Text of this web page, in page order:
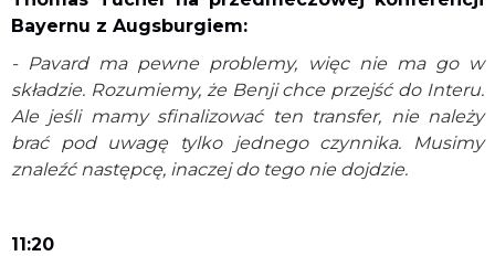
Bayernu z Augsburgiem:
- Pavard ma pewne problemy, więc nie ma go w
składzie. Rozumiemy, że Benji chce przejść do Interu.
Ale jeśli mamy sfinalizować ten transfer, nie należy
brać pod uwagę tylko jednego czynnika. Musimy
znaleźć następcę, inaczej do tego nie dojdzie.
11:20